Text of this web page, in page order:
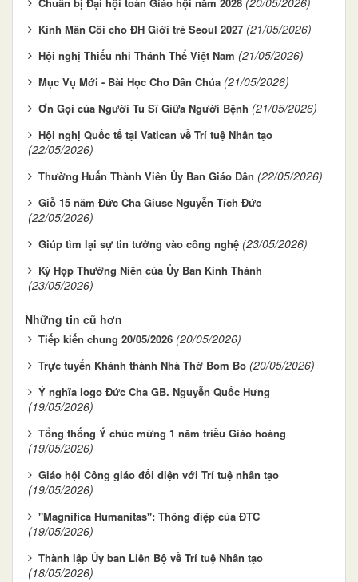
Kinh Mân Côi cho ĐH Giới trẻ Seoul 2027 (21/05/2026)
Hội nghị Thiếu nhi Thánh Thể Việt Nam (21/05/2026)
Mục Vụ Mới - Bài Học Cho Dân Chúa (21/05/2026)
Ơn Gọi của Người Tu Sĩ Giữa Người Bệnh (21/05/2026)
Hội nghị Quốc tế tại Vatican về Trí tuệ Nhân tạo
(22/05/2026)
Thường Huấn Thành Viên Ủy Ban Giáo Dân (22/05/2026)
Giỗ 15 năm Đức Cha Giuse Nguyễn Tích Đức
(22/05/2026)
Giúp tìm lại sự tin tưởng vào công nghệ (23/05/2026)
Kỳ Họp Thường Niên của Ủy Ban Kinh Thánh
(23/05/2026)
Những tin cũ hơn
Tiếp kiến chung 20/05/2026 (20/05/2026)
Trực tuyến Khánh thành Nhà Thờ Bom Bo (20/05/2026)
Ý nghĩa logo Đức Cha GB. Nguyễn Quốc Hưng
(19/05/2026)
Tổng thống Ý chúc mừng 1 năm triều Giáo hoàng
(19/05/2026)
Giáo hội Công giáo đối diện với Trí tuệ nhân tạo
(19/05/2026)
"Magnifica Humanitas": Thông điệp của ĐTC
(19/05/2026)
Thành lập Ủy ban Liên Bộ về Trí tuệ Nhân tạo
(18/05/2026)